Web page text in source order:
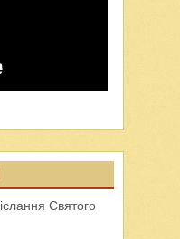
Святого